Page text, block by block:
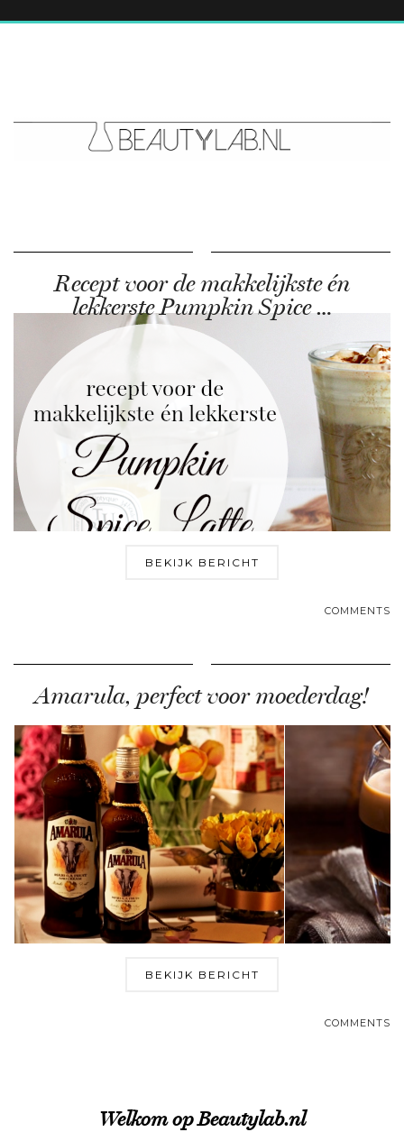
Recept voor de makkelijkste én
lekkerste Pumpkin Spice …
BEKIJK BERICHT
COMMENTS
Amarula, perfect voor moederdag!
BEKIJK BERICHT
COMMENTS
Welkom op Beautylab.nl